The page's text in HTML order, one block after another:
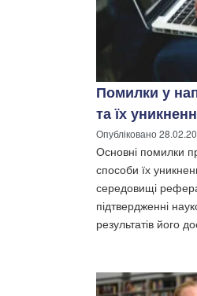
Помилки у
та їх
Опубліковано
Основні помилки
способи їх
середовищі
підтвердженні
результатів його